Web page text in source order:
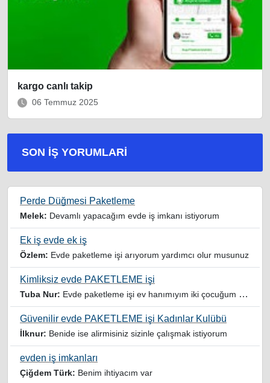
kargo canlı takip
06 Temmuz 2025
SON İŞ YORUMLARI
Perde Düğmesi Paketleme
Melek: Devamlı yapacağım evde iş imkanı istiyorum
Ek iş evde ek iş
Özlem: Evde paketleme işi arıyorum yardımcı olur musunuz
Kimliksiz evde PAKETLEME işi
Tuba Nur: Evde paketleme işi ev hanımıyım iki çocuğum var yardımcı olursanız sevinirim
Güvenilir evde PAKETLEME işi Kadınlar Kulübü
İlknur: Benide ise alirmisiniz sizinle çalışmak istiyorum
evden iş imkanları
Çiğdem Türk: Benim ihtiyacım var